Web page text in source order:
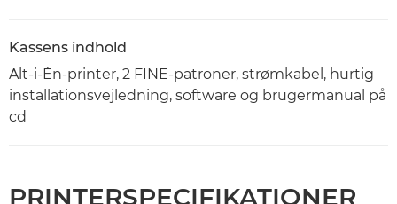
Kassens indhold
Alt-i-Én-printer, 2 FINE-patroner, strømkabel, hurtig
installationsvejledning, software og brugermanual på
cd
PRINTERSPECIFIKATIONER